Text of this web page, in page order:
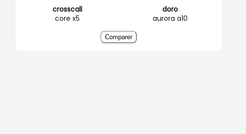
crosscall
core x5
doro
aurora a10
Comparer